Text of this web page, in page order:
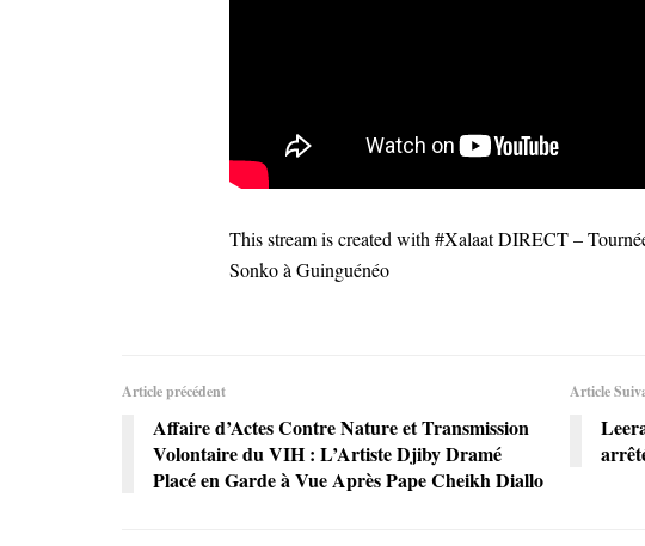
This stream is created with #Xalaat DIRECT –
Sonko à Guinguénéo
Article précédent
Affaire d’Actes Contre Nature et Transmission
Volontaire du VIH : L’Artiste Djiby Dramé
Placé en Garde à Vue Après Pape Cheikh Diallo
Article